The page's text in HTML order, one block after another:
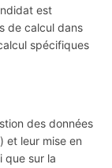
est
de calcul dans
spécifiques
des données
et leur mise en
que sur la